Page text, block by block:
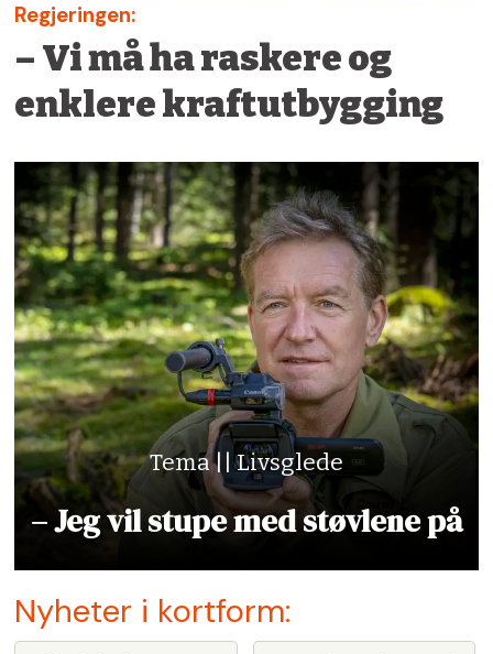
Regjeringen:
– Vi må ha raskere og
enklere kraftutbygging
Tema || Livsglede
– Jeg vil stupe med støvlene på
Nyheter i kortform: